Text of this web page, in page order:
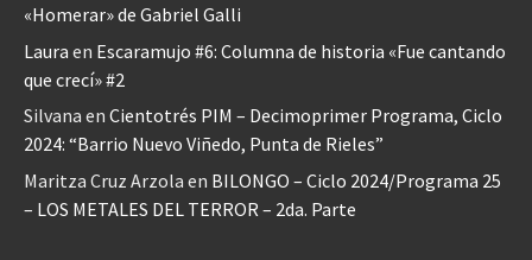
«Homerar» de Gabriel Galli
Laura en Escaramujo #6: Columna de historia «Fue cantando
que crecí» #2
Silvana en Cientotrés PIM – Decimoprimer Programa, Ciclo
2024: “Barrio Nuevo Viñedo, Punta de Rieles”
Maritza Cruz Arzola en BILONGO – Ciclo 2024/Programa 25
– LOS METALES DEL TERROR – 2da. Parte